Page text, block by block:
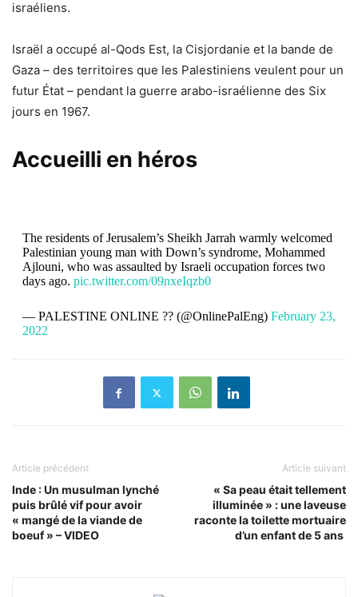
israéliens.
Israël a occupé al-Qods Est, la Cisjordanie et la bande de
Gaza – des territoires que les Palestiniens veulent pour un
futur État – pendant la guerre arabo-israélienne des Six
jours en 1967.
Accueilli en héros
The residents of Jerusalem’s Sheikh Jarrah warmly welcomed
Palestinian young man with Down’s syndrome, Mohammed
Ajlouni, who was assaulted by Israeli occupation forces two
days ago. pic.twitter.com/09nxeIqzb0
— PALESTINE ONLINE ?? (@OnlinePalEng) February 23,
2022
Article précédent
Inde : Un musulman lynché
puis brûlé vif pour avoir
« mangé de la viande de
boeuf » – VIDEO
Article suivant
« Sa peau était tellement
illuminée » : une laveuse
raconte la toilette mortuaire
d’un enfant de 5 ans